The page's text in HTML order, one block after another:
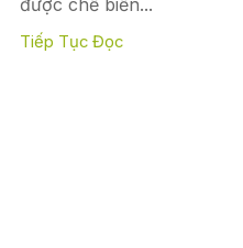
được chế biến...
Tiếp Tục Đọc